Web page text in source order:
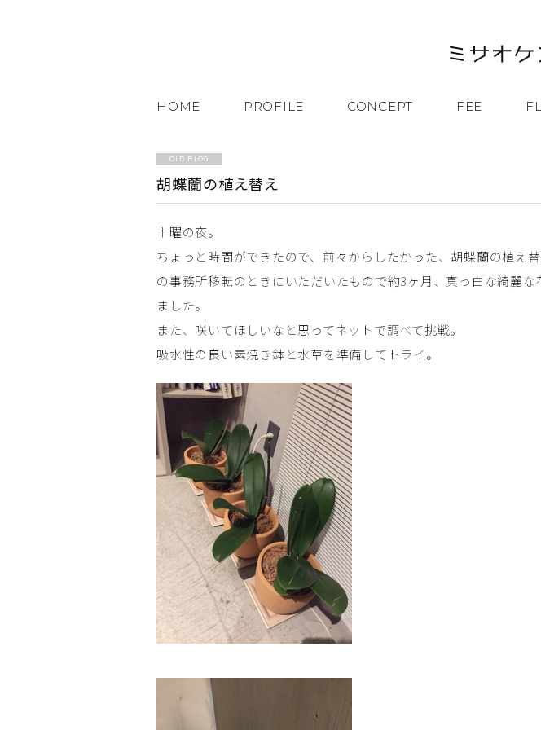
HOME PROFILE CONCEPT FEE
OLD BLOG
胡蝶蘭の植え替え
土曜の夜。
ちょっと時間ができたので、前々からしたかった、胡蝶蘭の植え
の事務所移転のときにいただいたもので約3ヶ月、真っ白な綺麗な
ました。
また、咲いてほしいなと思ってネットで調べて挑戦。
吸水性の良い素焼き鉢と水草を準備してトライ。